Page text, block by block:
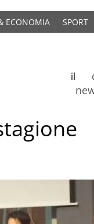
ECONOMIA SPORT
il